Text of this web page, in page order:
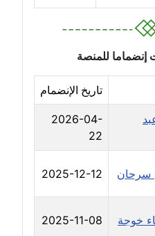
للمنصة
تاريخ الإنضمام
2026-04-
22
سرحان 2025-12-12
خوجة 2025-11-08